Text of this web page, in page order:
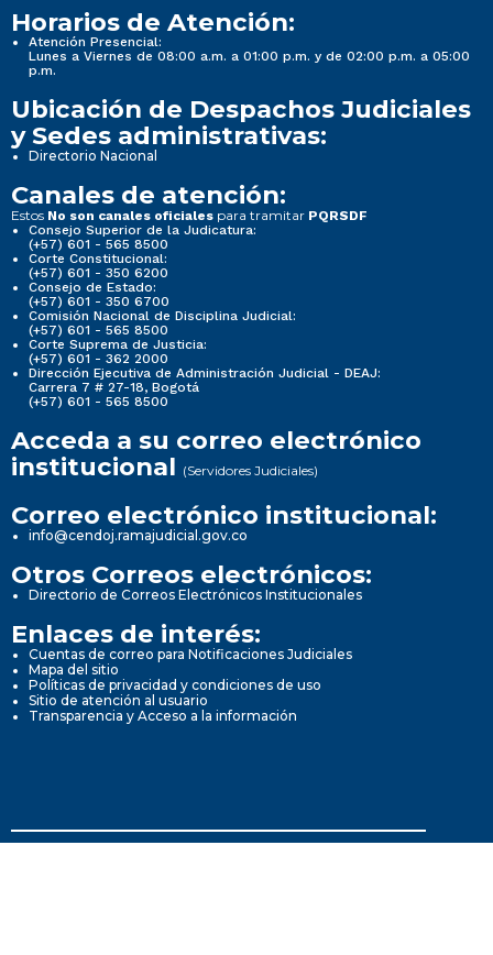
Horarios de Atención:
Atención Presencial:
Lunes a Viernes de 08:00 a.m. a 01:00 p.m. y de 02:00 p.m. a 05:00
p.m.
Ubicación de Despachos Judiciales
y Sedes administrativas:
Directorio Nacional
Canales de atención:
Estos No son canales oficiales para tramitar PQRSDF
Consejo Superior de la Judicatura:
(+57) 601 - 565 8500
Corte Constitucional:
(+57) 601 - 350 6200
Consejo de Estado:
(+57) 601 - 350 6700
Comisión Nacional de Disciplina Judicial:
(+57) 601 - 565 8500
Corte Suprema de Justicia:
(+57) 601 - 362 2000
Dirección Ejecutiva de Administración Judicial - DEAJ:
Carrera 7 # 27-18, Bogotá
(+57) 601 - 565 8500
Acceda a su correo electrónico
institucional (Servidores Judiciales)
Correo electrónico institucional:
info@cendoj.ramajudicial.gov.co
Otros Correos electrónicos:
Directorio de Correos Electrónicos Institucionales
Enlaces de interés:
Cuentas de correo para Notificaciones Judiciales
Mapa del sitio
Políticas de privacidad y condiciones de uso
Sitio de atención al usuario
Transparencia y Acceso a la información